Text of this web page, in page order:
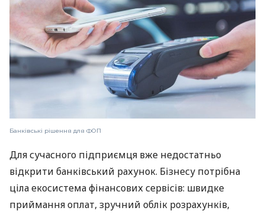
Банківські рішення для ФОП
Для сучасного підприємця вже недостатньо
відкрити банківський рахунок. Бізнесу потрібна
ціла екосистема фінансових сервісів: швидке
приймання оплат, зручний облік розрахунків,